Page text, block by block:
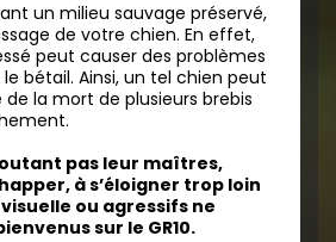
un milieu sauvage préservé,
de votre chien. En effet,
peut causer des problèmes
bétail. Ainsi, un tel chien peut
la mort de plusieurs brebis
pas leur maîtres,
à s’éloigner trop loin
ou agressifs ne
sur le GR10.